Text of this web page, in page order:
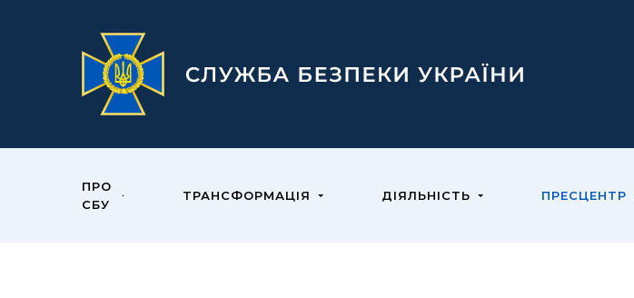
ПРО
СБУ
ТРАНСФОРМАЦІЯ ДІЯЛЬНІСТЬ ПРЕСЦЕНТР